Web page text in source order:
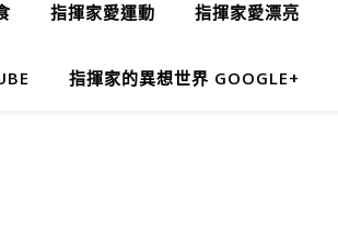
指揮家愛運動 指揮家愛漂亮
指揮家的異想世界 GOOGLE+